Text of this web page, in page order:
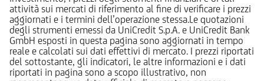
attività sui mercati di riferimento al fine di verificare i prezzi
aggiornati e i termini dell’operazione stessa.Le quotazioni
degli strumenti emessi da UniCredit S.p.A. e UniCredit Bank
GmbH esposti in questa pagina sono aggiornati in tempo
reale e calcolati sui dati effettivi di mercato. I prezzi riportati
del sottostante, gli indicatori, le altre informazioni e i dati
riportati in pagina sono a scopo illustrativo, non